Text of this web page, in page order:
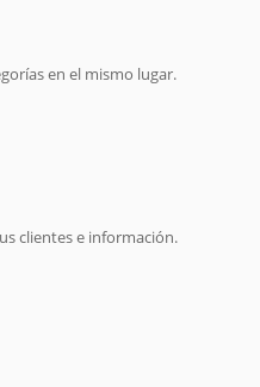
en el mismo lugar.
clientes e información.